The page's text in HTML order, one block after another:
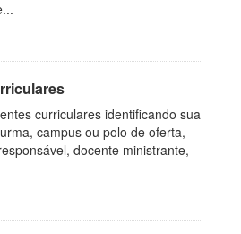
curriculares identificando sua
campus ou polo de oferta,
docente ministrante,